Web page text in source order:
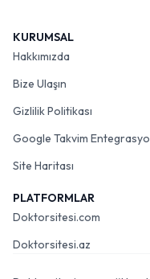
KURUMSAL
Hakkımızda
Bize Ulaşın
Gizlilik Politikası
Google Takvim
Site Haritası
PLATFORMLAR
Doktorsitesi.com
Doktorsitesi.az